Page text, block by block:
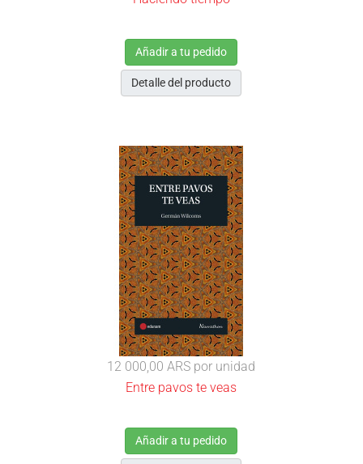
Añadir a tu pedido
Detalle del producto
12 000,00 ARS por unidad
Entre pavos te veas
Añadir a tu pedido